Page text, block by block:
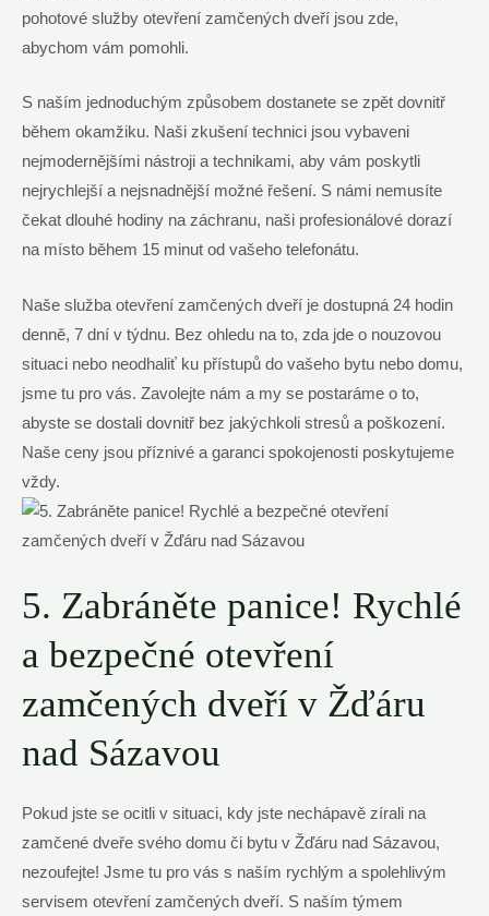
pohotové služby otevření zamčených dveří jsou zde,
abychom vám pomohli.
S naším jednoduchým způsobem dostanete se zpět dovnitř
během okamžiku. Naši zkušení technici jsou vybaveni
nejmodernějšími nástroji a technikami, aby vám poskytli
nejrychlejší a nejsnadnější možné řešení. S námi nemusíte
čekat dlouhé hodiny na záchranu, naši profesionálové dorazí
na místo během 15 minut od vašeho telefonátu.
Naše služba otevření zamčených dveří je dostupná 24 hodin
denně, 7 dní v týdnu. Bez ohledu na to, zda jde o nouzovou
situaci nebo neodhaliť ku přístupů do vašeho bytu nebo domu,
jsme tu pro vás. Zavolejte nám a my se postaráme o to,
abyste se dostali dovnitř bez jakýchkoli stresů a poškození.
Naše ceny jsou příznivé a garanci spokojenosti poskytujeme
vždy.
5. Zabráněte panice! Rychlé
a bezpečné otevření
zamčených dveří v Žďáru
nad Sázavou
Pokud jste se ocitli v situaci, kdy jste nechápavě zírali na
zamčené dveře svého domu či bytu v Žďáru nad Sázavou,
nezoufejte! Jsme tu pro vás s naším rychlým a spolehlivým
servisem otevření zamčených dveří. S naším týmem